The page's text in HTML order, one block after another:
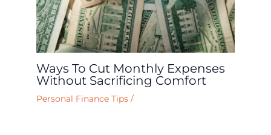
Ways To Cut Monthly Expenses
Without Sacrificing Comfort
Personal Finance Tips /